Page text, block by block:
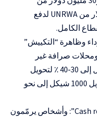
المساعدات القطرية، و13.5 مليون دولار من UNRWA لدفع
الكامل.
وظاهرة “التكييش”
صرافة غير
مرخّصة، يفرضون عمولات ضخمة تصل إلى 30‑40 ٪ لتحويل
الرواتب أو الحوالات إلى نقد، ومنها تحويل 1000 شيكل إلى نحو
• ظهرت ظاهرة “تكييش” أو “Cash repairers”: وأشخاص يرمّمون